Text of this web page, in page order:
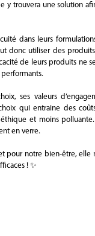
y trouvera une solution
dans leurs
donc utiliser des
de leurs produits ne
performants.
ses valeurs
qui entraine des
éthique et moins
en verre.
pour notre bien-être, elle
! ✨